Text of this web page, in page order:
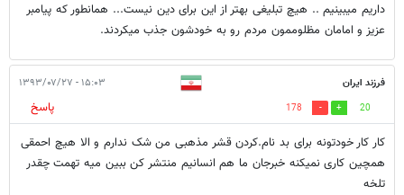
داریم میبینیم .. هیچ تبلیغی بهتر از این برای دین نیست... همانطور که پیامبر
عزیز و امامان مظلوممون مردم رو به خودشون جذب میکردند.
فرزند ایران ۱۵:۰۳ - ۱۳۹۳/۰۷/۲۷
20
178
پاسخ
کار کار خودتونه برای بد نام.کردن قشر مذهبی من شک ندارم و الا هیچ احمقی
همچین کاری نمیکنه خبرجان ما هم انسانیم منتشر کن ببین میه تهمت چقدر
تلخه